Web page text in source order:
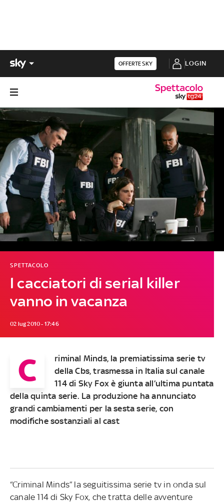
OFFERTE SKY LOGIN
I cacciatori di serial killer
vanno in vacanza
SPETTACOLO
02 lug 2010 - 17:46
C
riminal Minds, la premiatissima serie tv
della Cbs, trasmessa in Italia sul canale
114 di Sky Fox è giunta all’ultima puntata
della quinta serie. La produzione ha annunciato
grandi cambiamenti per la sesta serie, con
modifiche sostanziali al cast
“Criminal Minds” la seguitissima serie tv in onda sul
canale 114 di Sky Fox, che tratta delle avventure